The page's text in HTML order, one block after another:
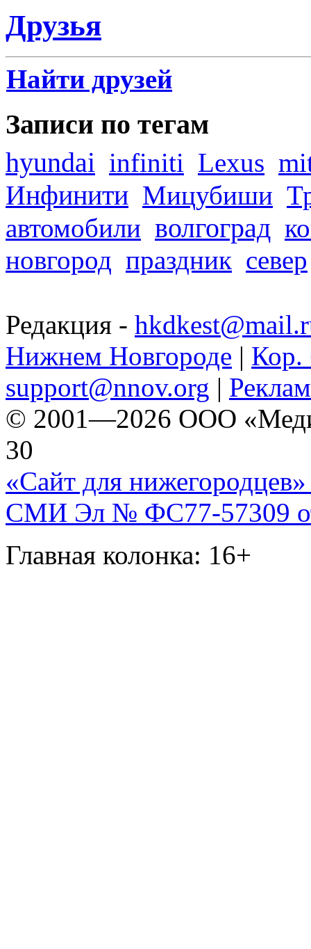
Друзья
Найти друзей
Записи по тегам
hyundai infiniti Lexus
Инфинити Мицубиши
автомобили волгоград
новгород праздник север
Редакция -
Нижнем Новгороде | Кор.
support@nnov.org |
© 2001—2026 ООО
30
«Сайт для нижегородцев»
СМИ Эл № ФС77-57309
Главная колонка: 16+